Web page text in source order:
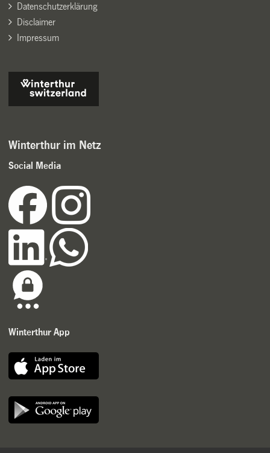
Datenschutzerklärung
Disclaimer
Impressum
Winterthur im Netz
Social Media
Winterthur App